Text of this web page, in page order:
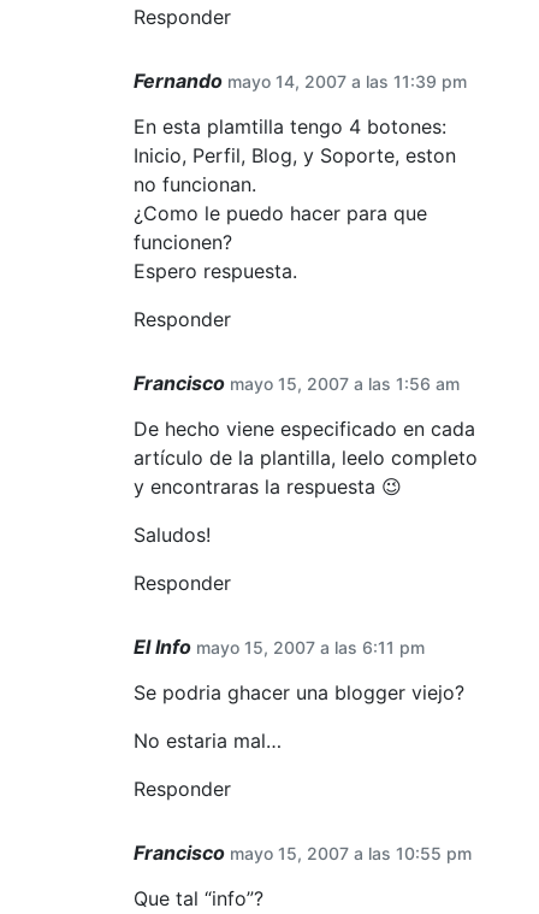
Responder
Fernando mayo 14, 2007 a las 11:39 pm
En esta plamtilla tengo 4 botones:
Inicio, Perfil, Blog, y Soporte, eston
no funcionan.
¿Como le puedo hacer para que
funcionen?
Espero respuesta.
Responder
Francisco mayo 15, 2007 a las 1:56 am
De hecho viene especificado en cada
artículo de la plantilla, leelo completo
y encontraras la respuesta 😉
Saludos!
Responder
El Info mayo 15, 2007 a las 6:11 pm
Se podria ghacer una blogger viejo?
No estaria mal…
Responder
Francisco mayo 15, 2007 a las 10:55 pm
Que tal “info”?